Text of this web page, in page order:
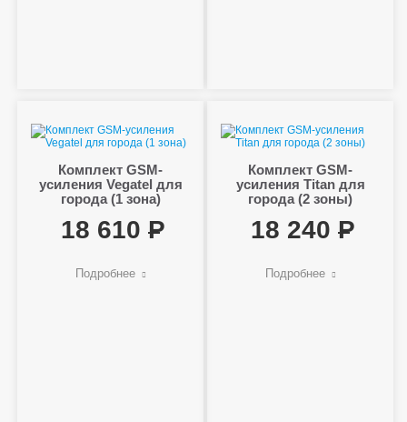
Комплект GSM-
усиления Vegatel для
города (1 зона)
18 610
Подробнее
Комплект GSM-
усиления Titan для
города (2 зоны)
18 240
Подробнее